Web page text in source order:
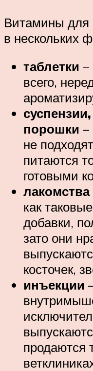
Витамины для
в нескольких
таблетки –
всего,
порошки –
не
питаются
готовыми
лакомства
как
добавки,
зато они
косточек,
инъекции
продаются